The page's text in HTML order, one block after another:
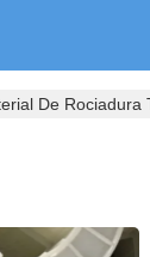
De Rociadura